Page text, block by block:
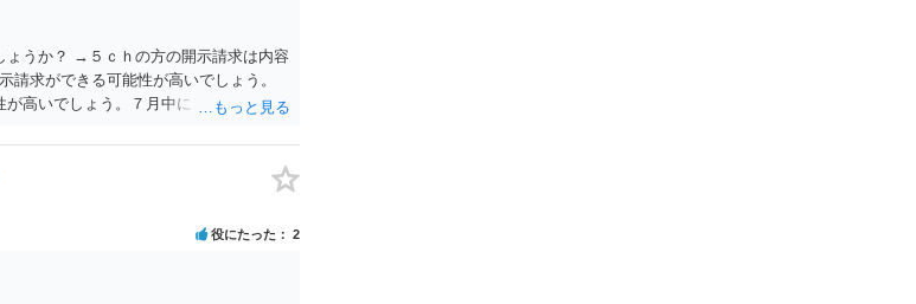
ょうか？ →５ｃｈの方の開示請求は内容
求ができる可能性が高いでしょう。
高いでしょう。７月中にアカウントが
訟外の交渉で相手方が認めれば負担さ
護士費用が認められる場合と認められ
役にたった 2